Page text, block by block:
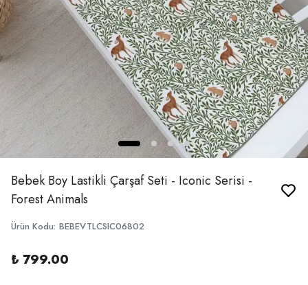
Bebek Boy Lastikli Çarşaf Seti - Iconic Serisi -
Forest Animals
Ürün Kodu: BEBEVTLCSIC06802
₺ 799.00